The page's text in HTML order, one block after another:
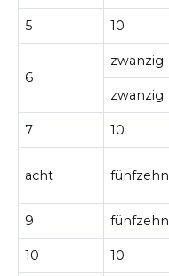
5 10
6
zwanzig
zwanzig
7 10
acht fünfzehn
9 fünfzehn
10 10